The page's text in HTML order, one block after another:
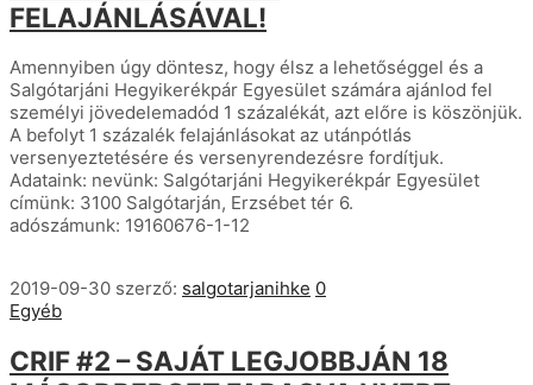
FELAJÁNLÁSÁVAL!
Amennyiben úgy döntesz, hogy élsz a lehetőséggel és a
Salgótarjáni Hegyikerékpár Egyesület számára ajánlod fel
személyi jövedelemadód 1 százalékát, azt előre is köszönjük.
A befolyt 1 százalék felajánlásokat az utánpótlás
versenyeztetésére és versenyrendezésre fordítjuk.
Adataink: nevünk: Salgótarjáni Hegyikerékpár Egyesület
címünk: 3100 Salgótarján, Erzsébet tér 6.
adószámunk: 19160676-1-12
2019-09-30 szerző: salgotarjanihke 0
Egyéb
CRIF #2 – SAJÁT LEGJOBBJÁN 18